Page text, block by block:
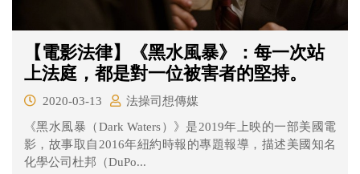
【電影法律】《黑水風暴》：每一次站
上法庭，都是對一位被害者的堅持。
2020-03-13
法操司想傳媒
《黑水風暴（Dark Waters）》是2019年上映的一部美國電
影，故事取自2016年紐約時報的專題報導，描述美國知名
化學公司杜邦（DuPo...